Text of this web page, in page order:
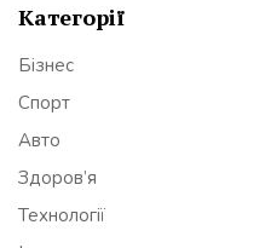
Категорії
Бізнес
Спорт
Авто
Здоров’я
Технології